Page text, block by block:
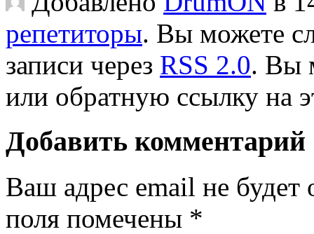
репетиторы. Вы можете
записи через RSS 2.0. Вы
или обратную ссылку на
Добавить комментарий
Ваш адрес email не будет
поля помечены *